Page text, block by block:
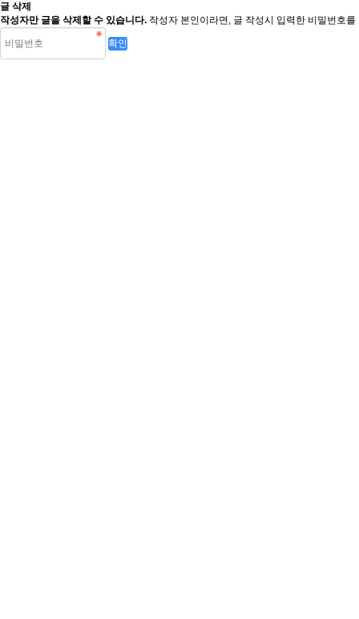
글 삭제
작성자만 글을 삭제할 수 있습니다. 작성자 본인이라면, 글 작성시 입력한 비밀번호